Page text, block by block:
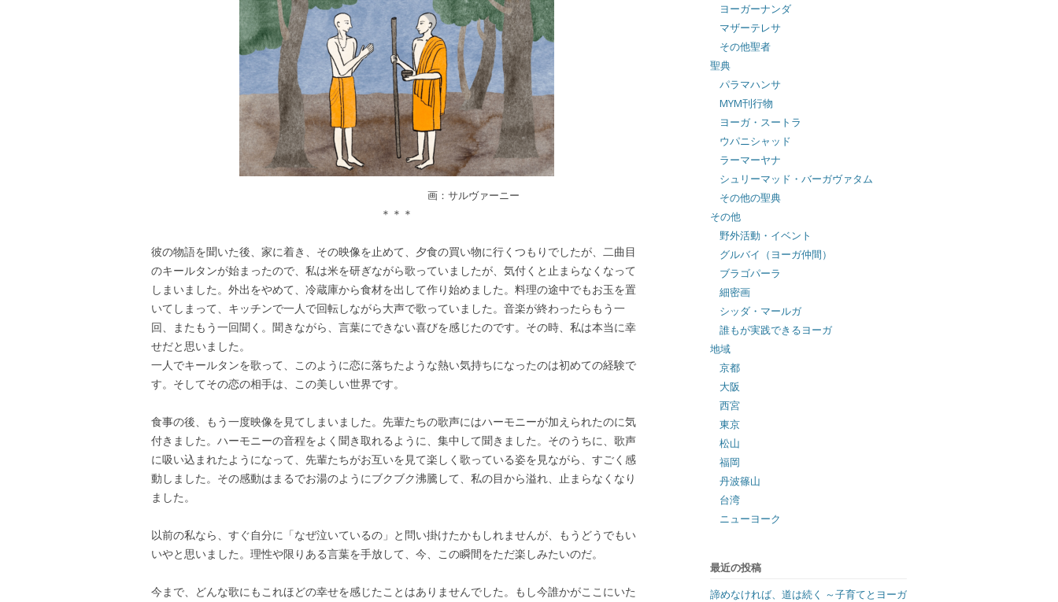
画：サルヴァーニー
＊＊＊
彼の物語を聞いた後、家に着き、その映像を止めて、夕食の買い物に行くつもりでしたが、二曲目
のキールタンが始まったので、私は米を研ぎながら歌っていましたが、気付くと止まらなくなって
しまいました。外出をやめて、冷蔵庫から食材を出して作り始めました。料理の途中でもお玉を置
いてしまって、キッチンで一人で回転しながら大声で歌っていました。音楽が終わったらもう一
回、またもう一回聞く。聞きながら、言葉にできない喜びを感じたのです。その時、私は本当に幸
せだと思いました。
一人でキールタンを歌って、このように恋に落ちたような熱い気持ちになったのは初めての経験で
す。そしてその恋の相手は、この美しい世界です。
食事の後、もう一度映像を見てしまいました。先輩たちの歌声にはハーモニーが加えられたのに気
付きました。ハーモニーの音程をよく聞き取れるように、集中して聞きました。そのうちに、歌声
に吸い込まれたようになって、先輩たちがお互いを見て楽しく歌っている姿を見ながら、すごく感
動しました。その感動はまるでお湯のようにブクブク沸騰して、私の目から溢れ、止まらなくなり
ました。
以前の私なら、すぐ自分に「なぜ泣いているの」と問い掛けたかもしれませんが、もうどうでもい
いやと思いました。理性や限りある言葉を手放して、今、この瞬間をただ楽しみたいのだ。
今まで、どんな歌にもこれほどの幸せを感じたことはありませんでした。もし今誰かがここにいた
ヨーガーナンダ
マザーテレサ
その他聖者
聖典
パラマハンサ
MYM刊行物
ヨーガ・スートラ
ウパニシャッド
ラーマーヤナ
シュリーマッド・バーガヴァタム
その他の聖典
その他
野外活動・イベント
グルバイ（ヨーガ仲間）
ブラゴパーラ
細密画
シッダ・マールガ
誰もが実践できるヨーガ
地域
京都
大阪
西宮
東京
松山
福岡
丹波篠山
台湾
ニューヨーク
最近の投稿
諦めなければ、道は続く ～子育てとヨーガ